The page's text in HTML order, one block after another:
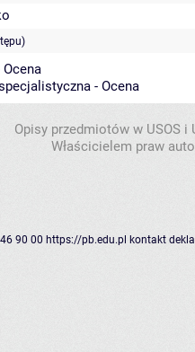
- Ocena
Opisy przedmiotów w USOS
Właścicielem praw
90 00 https://pb.edu.pl kontakt